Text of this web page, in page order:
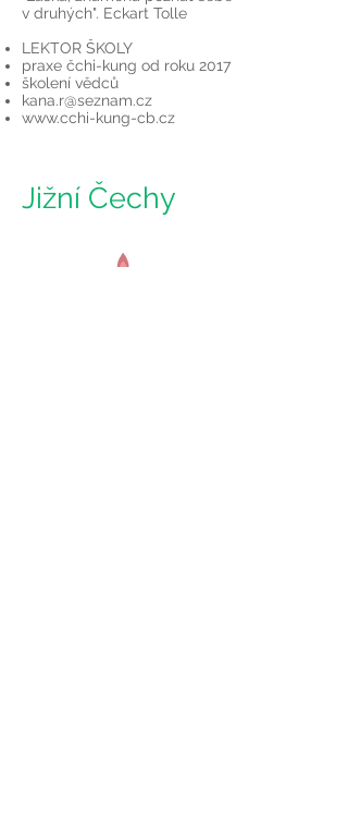
v druhých". Eckart Tolle
LEKTOR ŠKOLY
praxe čchi-kung od roku 2017
školení vědců
kana.r@seznam.cz
www.cchi-kung-cb.cz
Jižní Čechy